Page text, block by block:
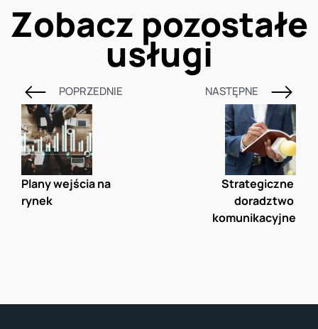
Zobacz pozostałe
usługi
POPRZEDNIE
Plany wejścia na
rynek
NASTĘPNE
Strategiczne
doradztwo
komunikacyjne